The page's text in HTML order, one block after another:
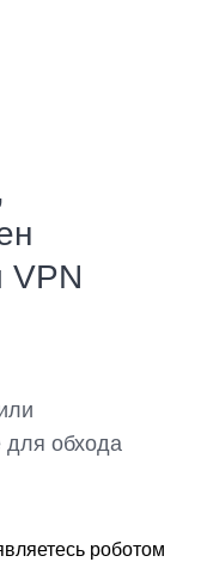
VPN
для обхода
роботом